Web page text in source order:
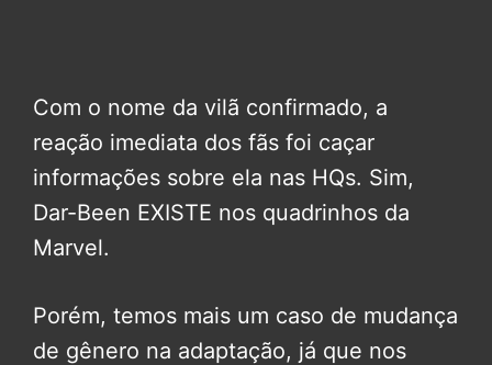
Com o nome da vilã confirmado, a
reação imediata dos fãs foi caçar
informações sobre ela nas HQs. Sim,
Dar-Been EXISTE nos quadrinhos da
Marvel.
Porém, temos mais um caso de mudança
de gênero na adaptação, já que nos